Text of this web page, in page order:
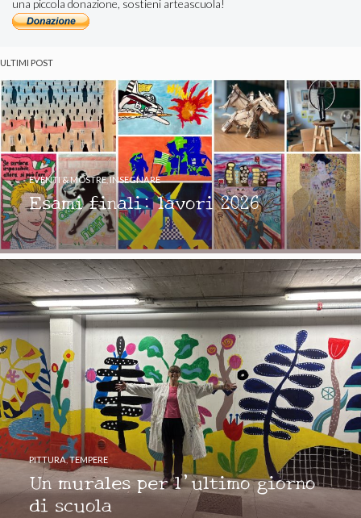
una piccola donazione, sostieni arteascuola!
ULTIMI POST
Esami finali: lavori 2026
EVENTI & MOSTRE,INSEGNARE
Un murales per l’ultimo giorno
di scuola
PITTURA,TEMPERE